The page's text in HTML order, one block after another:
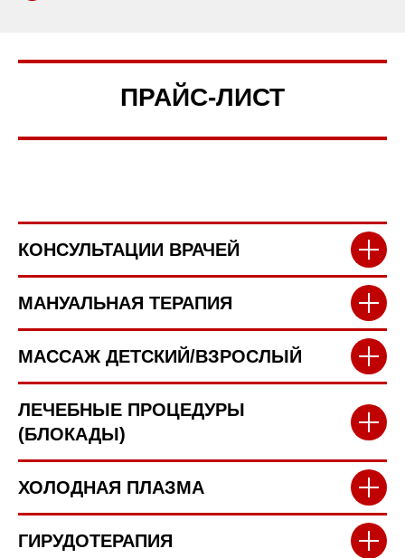
ПРАЙС-ЛИСТ
КОНСУЛЬТАЦИИ ВРАЧЕЙ
МАНУАЛЬНАЯ ТЕРАПИЯ
МАССАЖ ДЕТСКИЙ/ВЗРОСЛЫЙ
ЛЕЧЕБНЫЕ ПРОЦЕДУРЫ
(БЛОКАДЫ)
ХОЛОДНАЯ ПЛАЗМА
ГИРУДОТЕРАПИЯ